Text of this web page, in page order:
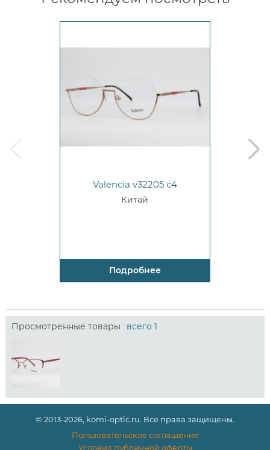
Valencia v32205 c4
Китай
Подробнее
next
Просмотренные товары всего 1
© 2013-2026, komi-optic.ru. Все права защищены.
Пользовательское соглашение
Условия публичной оферты